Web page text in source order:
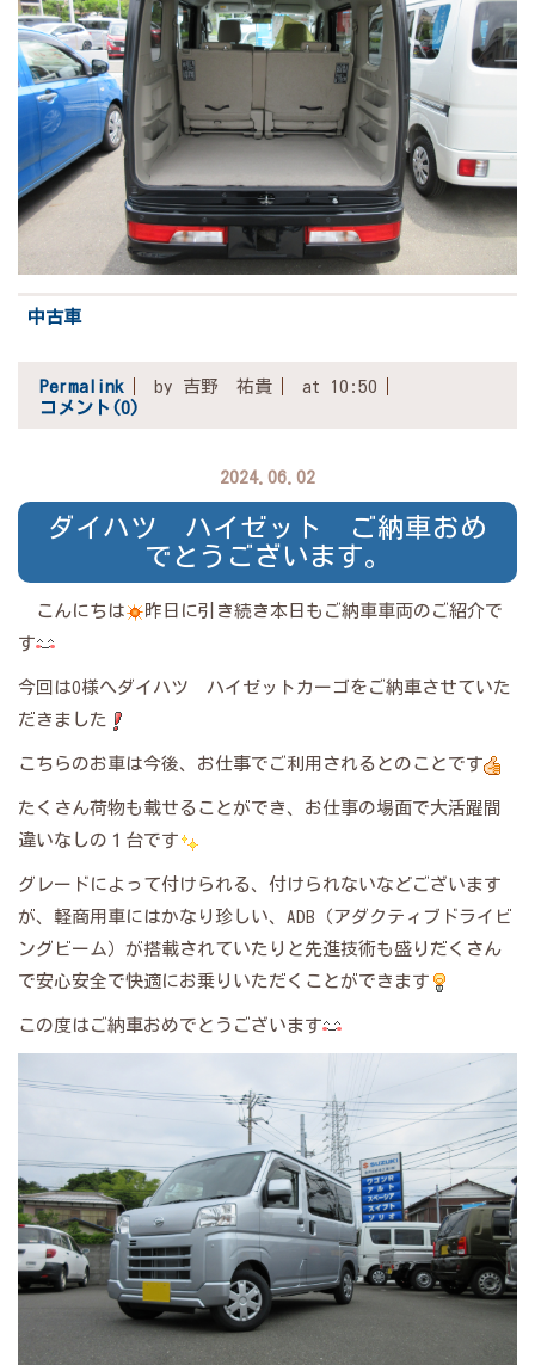
中古車
Permalink by 吉野 祐貴
at 10:50
コメント(0)
2024.06.02
ダイハツ ハイゼット ご納車おめ
でとうございます。
こんにちは
昨日に引き続き本日もご納車車両のご紹介で
す
今回はO様へダイハツ ハイゼットカーゴをご納車させていた
だきました
こちらのお車は今後、お仕事でご利用されるとのことです
たくさん荷物も載せることができ、お仕事の場面で大活躍間
違いなしの１台です
グレードによって付けられる、付けられないなどございます
が、軽商用車にはかなり珍しい、ADB（アダクティブドライビ
ングビーム）が搭載されていたりと先進技術も盛りだくさん
で安心安全で快適にお乗りいただくことができます
この度はご納車おめでとうございます